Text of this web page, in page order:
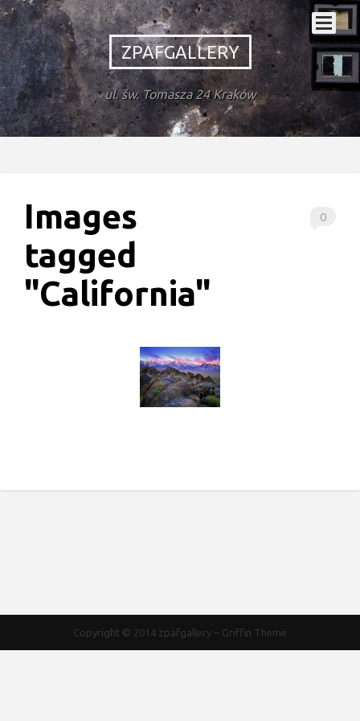
ZPAFGALLERY
ul. św. Tomasza 24 Kraków
0
Images
tagged
"California"
Copyright © 2014 zpafgallery – Griffin Theme